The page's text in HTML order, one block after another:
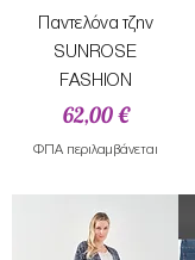
Παντελόνα τζην
SUNROSE
FASHION
Τιμή
62,00 €
ΦΠΑ περιλαμβάνεται